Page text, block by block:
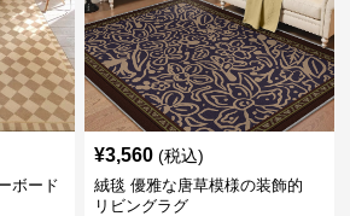
ボード
¥3,560 (税込)
絨毯 優雅な唐草模様の装飾的
リビングラグ